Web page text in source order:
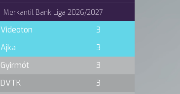
Merkantil Bank Liga 2026/2027
Videoton
3
Ajka
3
Gyirmót
3
DVTK
3